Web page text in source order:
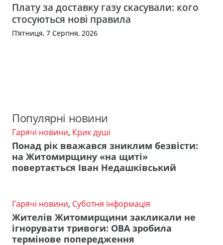
Плату за доставку газу скасували: кого
стосуються нові правила
П’ятниця, 7 Серпня, 2026
Популярні новини
Гарячі новини, Крик душі
Понад рік вважався зниклим безвісти:
на Житомирщину «на щиті»
повертається Іван Недашківський
Гарячі новини, Суботня інформація
Жителів Житомирщини закликали не
ігнорувати тривоги: ОВА зробила
термінове попередження